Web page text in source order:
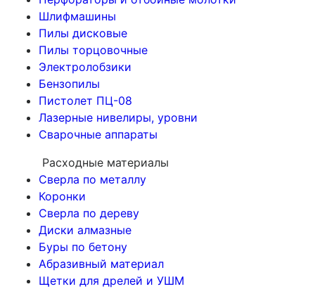
Шлифмашины
Пилы дисковые
Пилы торцовочные
Электролобзики
Бензопилы
Пистолет ПЦ-08
Лазерные нивелиры, уровни
Сварочные аппараты
Расходные материалы
Сверла по металлу
Коронки
Сверла по дереву
Диски алмазные
Буры по бетону
Абразивный материал
Щетки для дрелей и УШМ